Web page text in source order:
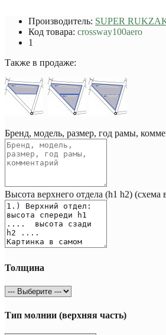
Производитель: SUPER
Код товара: crossway100aero
1
Также в продаже:
Бренд, модель, размер, год рамы,
Высота верхнего отдела (h1 h2) (схема
Толщина
Тип молнии (верхняя часть)